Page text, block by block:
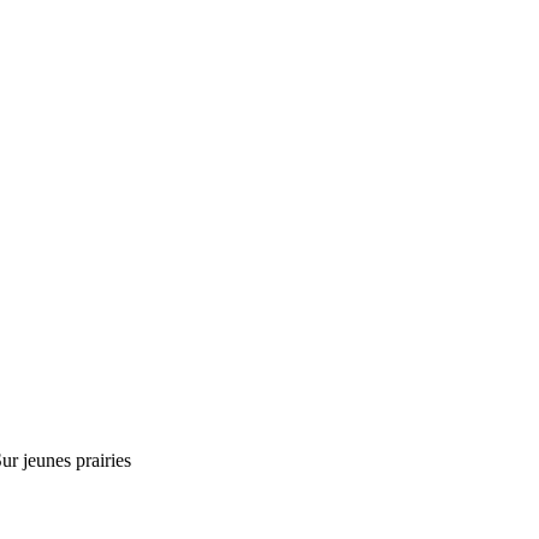
jeunes prairies